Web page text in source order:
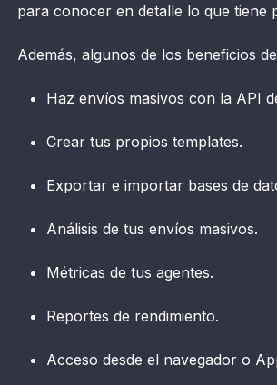
para conocer en detalle lo que
Además, algunos de los beneficios de
Haz envíos masivos con la API
Crear tus propios templates.
Exportar e importar bases de
Análisis de tus envíos masivos.
Métricas de tus agentes.
Reportes de rendimiento.
Acceso desde el navegador o